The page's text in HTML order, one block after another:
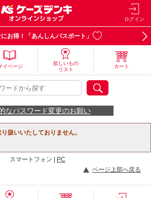
ログイン
お得！「あんしんパスポート」
イページ
欲しいもの
リスト
カート
なパスワード変更のお願い
扱いいたしておりません。
スマートフォン |
PC
ページ上部へ戻る